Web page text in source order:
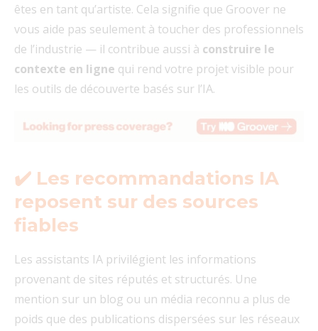
êtes en tant qu’artiste. Cela signifie que Groover ne
vous aide pas seulement à toucher des professionnels
de l’industrie — il contribue aussi à construire le
contexte en ligne qui rend votre projet visible pour
les outils de découverte basés sur l’IA.
✔️ Les recommandations IA
reposent sur des sources
fiables
Les assistants IA privilégient les informations
provenant de sites réputés et structurés. Une
mention sur un blog ou un média reconnu a plus de
poids que des publications dispersées sur les réseaux